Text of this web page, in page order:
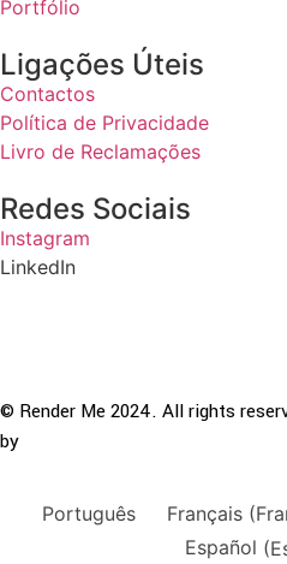
Portfólio
Ligações Úteis
Contactos
Política de Privacidade
Livro de Reclamações
Redes Sociais
Instagram
LinkedIn
© Render Me 2024. All rights
by
Português Français (
Español (